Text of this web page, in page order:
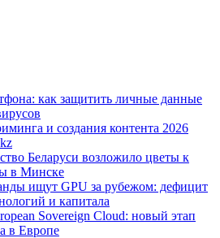
как защитить личные данные
и создания контента 2026
Беларуси возложило цветы к
в Минске
ищут GPU за рубежом: дефицит
и капитала
Sovereign Cloud: новый этап
в Европе